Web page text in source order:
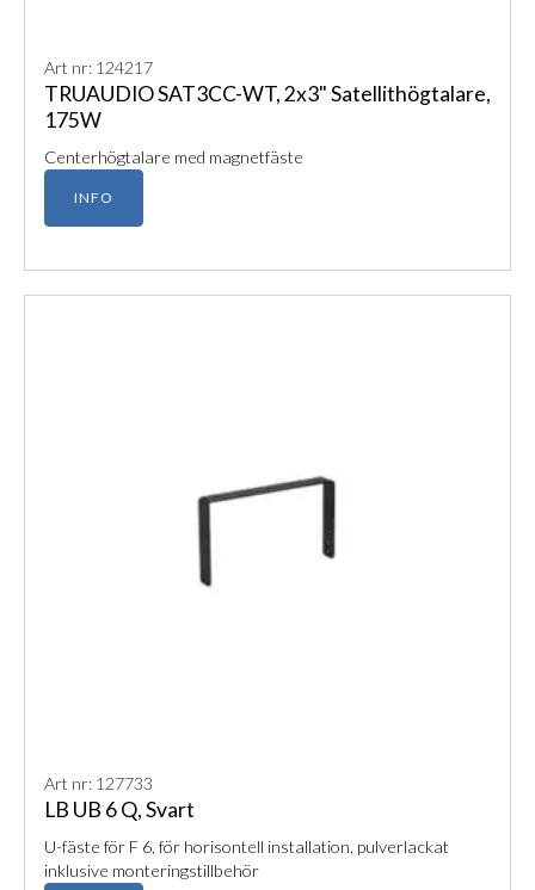
Art nr: 124217
TRUAUDIO SAT3CC-WT, 2x3" Satellithögtalare,
175W
Centerhögtalare med magnetfäste
INFO
Art nr: 127733
LB UB 6 Q, Svart
U-fäste för F 6, för horisontell installation, pulverlackat
inklusive monteringstillbehör